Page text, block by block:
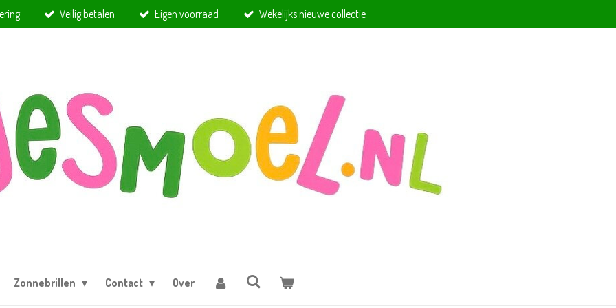
Veilig betalen Eigen voorraad Wekelijks nieuwe collectie
Zonnebrillen Contact Over